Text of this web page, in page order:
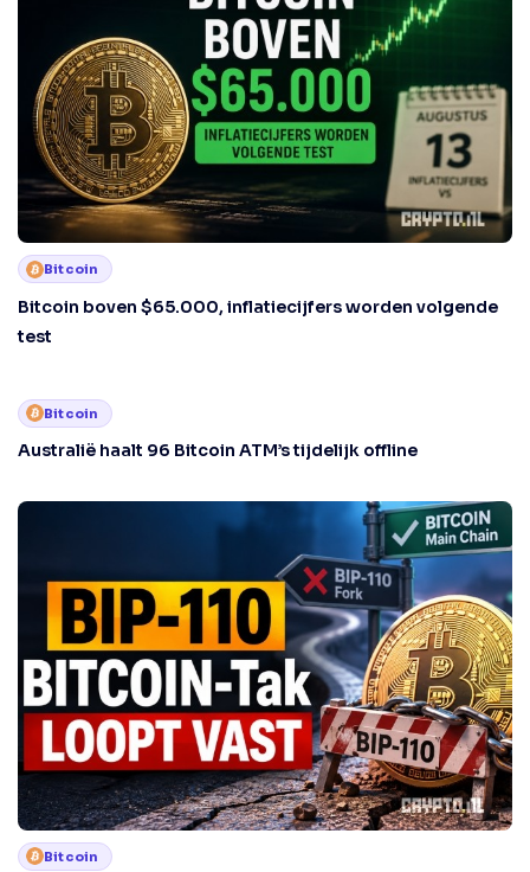
Bitcoin
Bitcoin boven $65.000, inflatiecijfers worden volgende
test
Bitcoin
Australië haalt 96 Bitcoin ATM’s tijdelijk offline
Bitcoin